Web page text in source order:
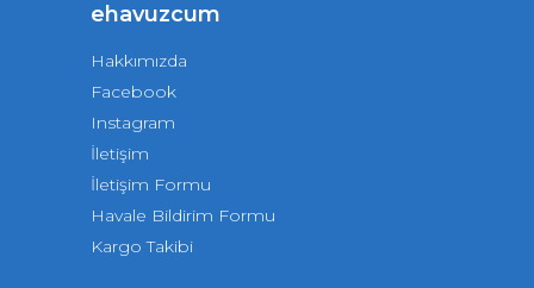
ehavuzcum
Hakkımızda
Facebook
Instagram
İletişim
İletişim Formu
Havale Bildirim Formu
Kargo Takibi